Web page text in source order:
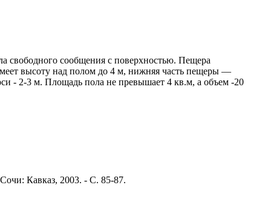
свободного сообщения с поверхностью. Пещера
высоту над полом до 4 м, нижняя часть пещеры —
- 2-3 м. Площадь пола не превышает 4 кв.м, а объем -20
Кавказ, 2003. - С. 85-87.